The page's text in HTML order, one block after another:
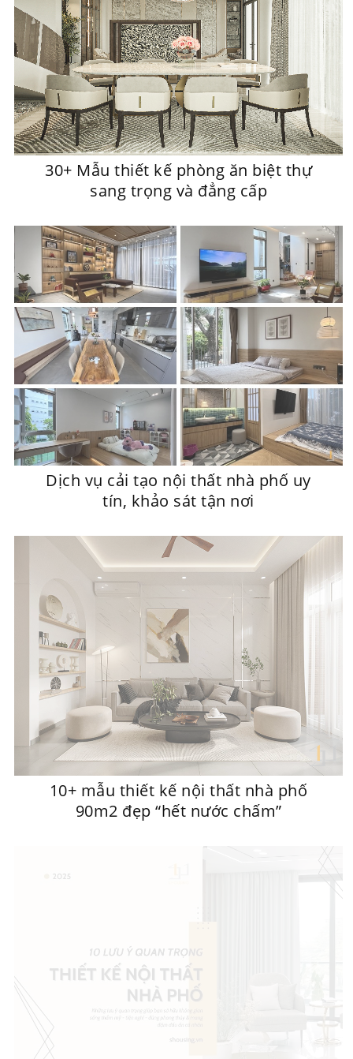
30+ Mẫu thiết kế phòng ăn biệt thự
sang trọng và đẳng cấp
Dịch vụ cải tạo nội thất nhà phố uy
tín, khảo sát tận nơi
10+ mẫu thiết kế nội thất nhà phố
90m2 đẹp “hết nước chấm”